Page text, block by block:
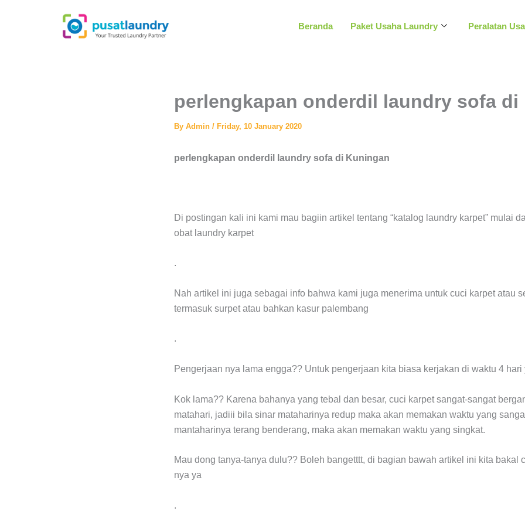
Beranda Paket Usaha Laundry Peralatan
perlengkapan onderdil laundry sofa di
By Admin / Friday, 10 January 2020
perlengkapan onderdil laundry sofa di Kuningan
Di postingan kali ini kami mau bagiin artikel tentang “katalog laundry karpet” mulai
obat laundry karpet
.
Nah artikel ini juga sebagai info bahwa kami juga menerima untuk cuci karpet atau
termasuk surpet atau bahkan kasur palembang
.
Pengerjaan nya lama engga?? Untuk pengerjaan kita biasa kerjakan di waktu 4 hari
Kok lama?? Karena bahanya yang tebal dan besar, cuci karpet sangat-sangat
matahari, jadiii bila sinar mataharinya redup maka akan memakan waktu yang
mantaharinya terang benderang, maka akan memakan waktu yang singkat.
Mau dong tanya-tanya dulu?? Boleh bangetttt, di bagian bawah artikel ini kita bakal
nya ya
.